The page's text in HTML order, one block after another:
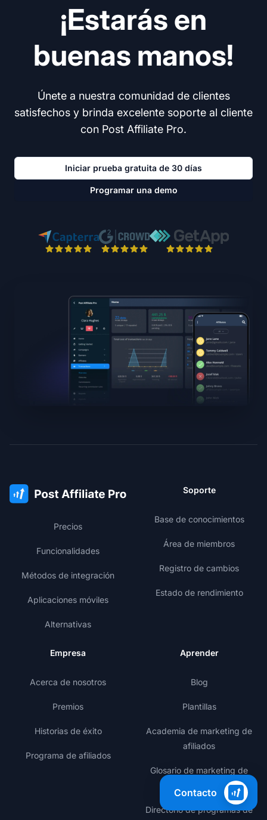
¡Estarás en
buenas manos!
Únete a nuestra comunidad de clientes
satisfechos y brinda excelente soporte al cliente
con Post Affiliate Pro.
Iniciar prueba gratuita de 30 días
Programar una demo
Precios
Funcionalidades
Métodos de integración
Aplicaciones móviles
Alternativas
Soporte
Base de conocimientos
Área de miembros
Registro de cambios
Estado de rendimiento
Empresa
Acerca de nosotros
Premios
Historias de éxito
Programa de afiliados
Aprender
Blog
Plantillas
Academia de marketing de
afiliados
Glosario de marketing de
Directorio de programas de
Contacto